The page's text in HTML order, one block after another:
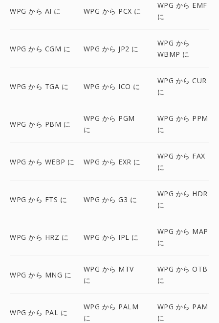
WPG から AI に WPG から PCX に
WPG から EMF
に
WPG から CGM に WPG から JP2 に
WPG から
WBMP に
WPG から TGA に WPG から ICO に
WPG から CUR
に
WPG から PBM に
WPG から PGM
に
WPG から PPM
に
WPG から WEBP に WPG から EXR に
WPG から FAX
に
WPG から FTS に WPG から G3 に
WPG から HDR
に
WPG から HRZ に WPG から IPL に
WPG から MAP
に
WPG から MNG に
WPG から MTV
に
WPG から OTB
に
WPG から PAL に
WPG から PALM
に
WPG から PAM
に